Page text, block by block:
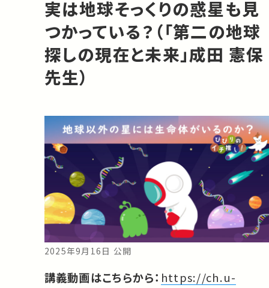
実は地球そっくりの惑星も見
つかっている？（「第二の地球
探しの現在と未来」成田 憲保
先生）
2025年9月16日 公開
講義動画はこちらから： https://ch.u-